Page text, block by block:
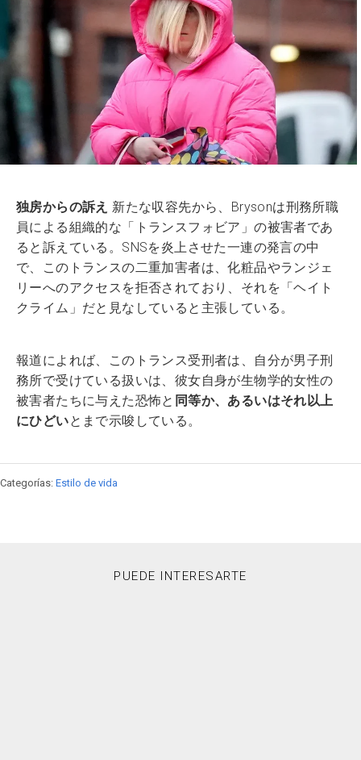
独房からの訴え 新たな収容先から、Brysonは刑務所職
員による組織的な「トランスフォビア」の被害者であ
ると訴えている。SNSを炎上させた一連の発言の中
で、このトランスの二重加害者は、化粧品やランジェ
リーへのアクセスを拒否されており、それを「ヘイト
クライム」だと見なしていると主張している。
報道によれば、このトランス受刑者は、自分が男子刑
務所で受けている扱いは、彼女自身が生物学的女性の
被害者たちに与えた恐怖と 同等か、あるいはそれ以上
にひどいとまで示唆している。
Categorías: Estilo de vida
PUEDE INTERESARTE